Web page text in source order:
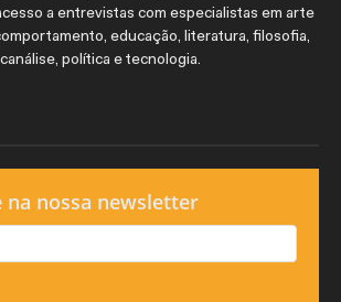
a entrevistas com especialistas em arte
educação, literatura, filosofia,
política e tecnologia.
na nossa newsletter